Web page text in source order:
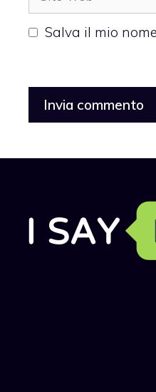
web
Salva il mio